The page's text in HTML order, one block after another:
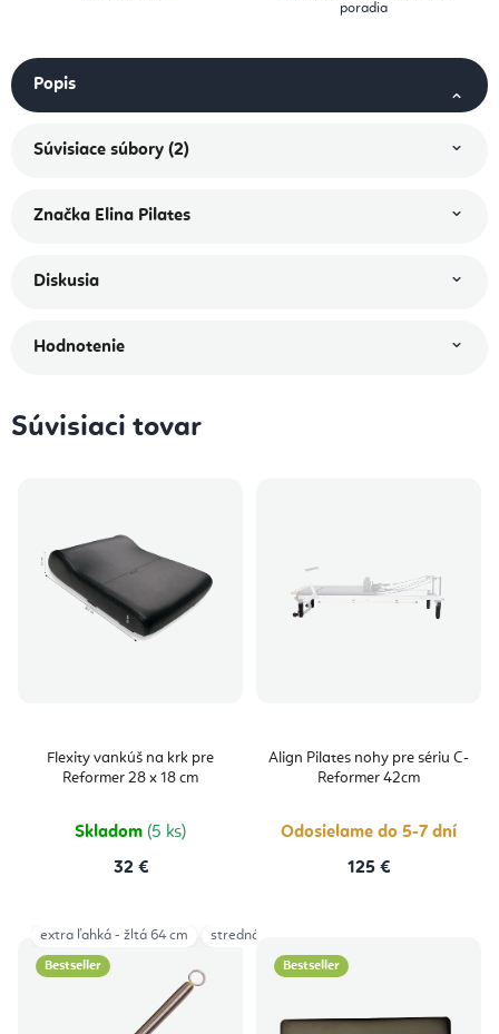
poradia
Popis
Súvisiace súbory (2)
Značka Elina Pilates
Diskusia
Hodnotenie
Súvisiaci tovar
Flexity vankúš na krk pre
Reformer 28 x 18 cm
Skladom (5 ks)
32 €
Align Pilates nohy pre sériu C-
Reformer 42cm
Odosielame do 5-7 dní
125 €
Bestseller
extra ľahká - žltá 64 cm stredná - fialová 64 cm
Bestseller